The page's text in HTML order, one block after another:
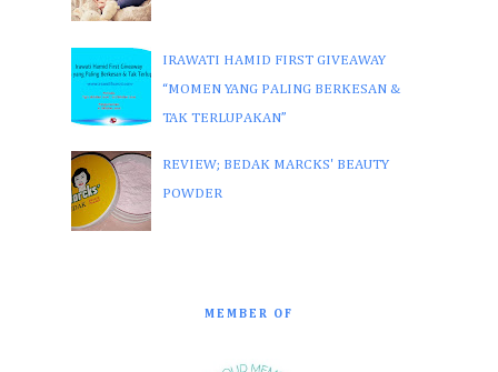
IRAWATI HAMID FIRST GIVEAWAY
“MOMEN YANG PALING BERKESAN &
TAK TERLUPAKAN”
REVIEW; BEDAK MARCKS' BEAUTY
POWDER
MEMBER OF